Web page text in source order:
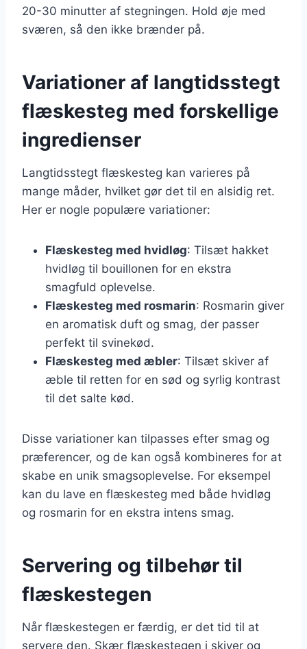
20-30 minutter af stegningen. Hold øje med
sværen, så den ikke brænder på.
Variationer af langtidsstegt
flæskesteg med forskellige
ingredienser
Langtidsstegt flæskesteg kan varieres på
mange måder, hvilket gør det til en alsidig ret.
Her er nogle populære variationer:
Flæskesteg med hvidløg: Tilsæt hakket
hvidløg til bouillonen for en ekstra
smagfuld oplevelse.
Flæskesteg med rosmarin: Rosmarin giver
en aromatisk duft og smag, der passer
perfekt til svinekød.
Flæskesteg med æbler: Tilsæt skiver af
æble til retten for en sød og syrlig kontrast
til det salte kød.
Disse variationer kan tilpasses efter smag og
præferencer, og de kan også kombineres for at
skabe en unik smagsoplevelse. For eksempel
kan du lave en flæskesteg med både hvidløg
og rosmarin for en ekstra intens smag.
Servering og tilbehør til
flæskestegen
Når flæskestegen er færdig, er det tid til at
servere den. Skær flæskestegen i skiver og